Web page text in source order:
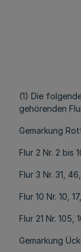
(1) Die
gehörenden
Gemarkung
Flur 2 Nr. 2 bis
Flur 3 Nr. 31,
Flur 10 Nr. 10, 17,
Flur 21 Nr. 105,
Gemarkung